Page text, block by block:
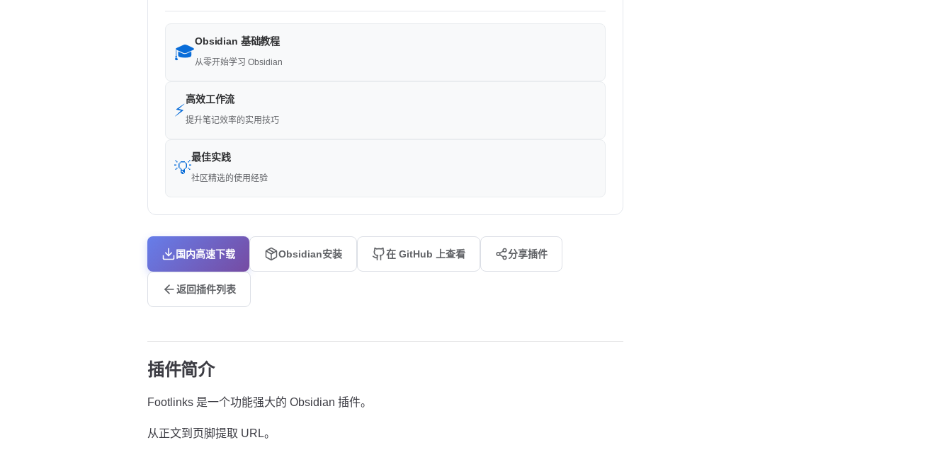
🎓
Obsidian 基础教程
从零开始学习 Obsidian
⚡
高效工作流
提升笔记效率的实用技巧
💡
最佳实践
社区精选的使用经验
国内高速下载 Obsidian安装 在 GitHub 上查看 分享插件
返回插件列表
插件简介
Footlinks 是一个功能强大的 Obsidian 插件。
从正文到页脚提取 URL。